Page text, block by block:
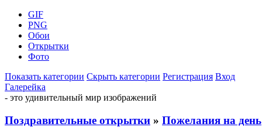
GIF
PNG
Обои
Открытки
Фото
Показать категории Скрыть категории Регистрация Вход
Галерейка
- это удивительный мир изображений
Поздравительные открытки » Пожелания на день